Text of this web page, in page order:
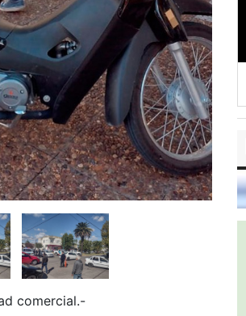
comercial.-